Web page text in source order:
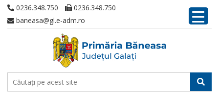
0236.348.750
0236.348.750
baneasa@gl.e-adm.ro